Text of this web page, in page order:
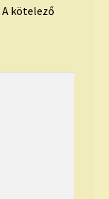
A kötelező